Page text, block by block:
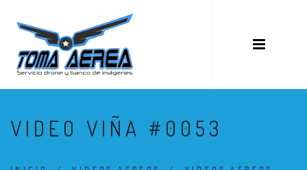
VIDEO VIÑA #0053